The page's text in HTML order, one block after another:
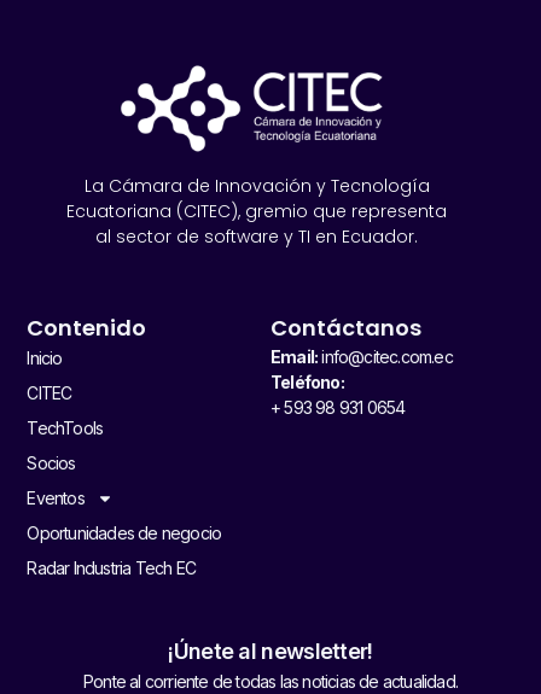
La Cámara de Innovación y Tecnología
Ecuatoriana (CITEC), gremio que representa
al sector de software y TI en Ecuador.
Contenido
Inicio
CITEC
TechTools
Socios
Eventos
Oportunidades de negocio
Radar Industria Tech EC
Contáctanos
Email:info@citec.com.ec
Teléfono:
+ 593 98 931 0654
¡Únete al newsletter!
Ponte al corriente de todas las noticias de actualidad.